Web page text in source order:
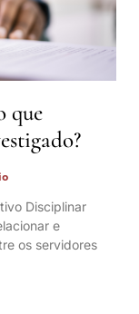
que
Disciplinar
e
os servidores